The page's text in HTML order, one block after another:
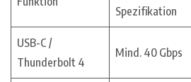
Spezifikation
USB-C /
Thunderbolt 4
Mind. 40 Gbps